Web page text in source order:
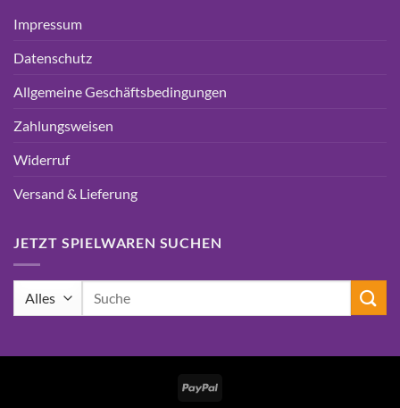
Impressum
Datenschutz
Allgemeine Geschäftsbedingungen
Zahlungsweisen
Widerruf
Versand & Lieferung
JETZT SPIELWAREN SUCHEN
PayPal